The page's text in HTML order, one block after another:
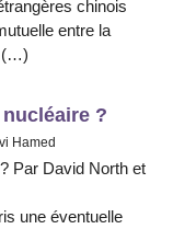
chinois
entre la
(…)
?
Hamed
Par David North et
une éventuelle